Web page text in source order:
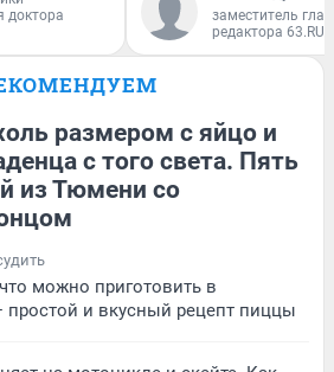
доктора
заместитель
редактора 63.RU
размером с яйцо и
с того света. Пять
из Тюмени со
можно приготовить в
простой и вкусный рецепт пиццы